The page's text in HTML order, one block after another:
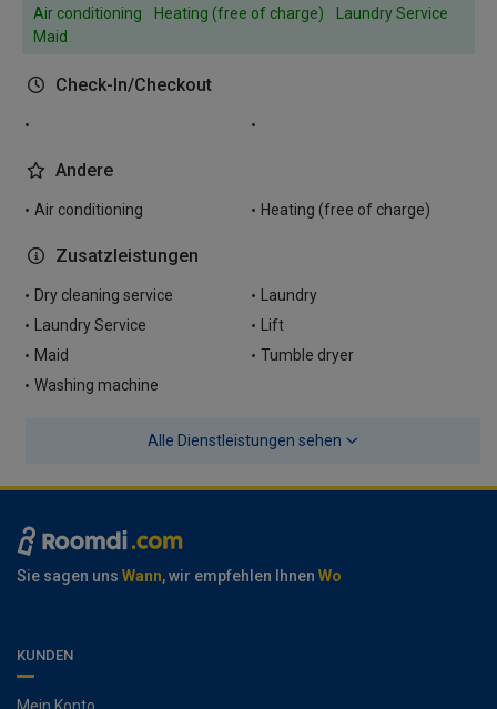
Air conditioning Heating (free of charge)
Laundry Service
Maid
Check-In/Checkout
Andere
Air conditioning Heating (free of charge)
Zusatzleistungen
Dry cleaning service
Laundry
Laundry Service
Lift
Maid
Tumble dryer
Washing machine
Alle Dienstleistungen sehen
Sie sagen uns Wann, wir empfehlen Ihnen Wo
KUNDEN
Mein Konto